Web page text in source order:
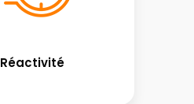
Réactivité